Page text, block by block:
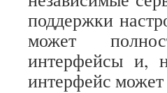
поддержки
может
интерфейсы и,
интерфейс